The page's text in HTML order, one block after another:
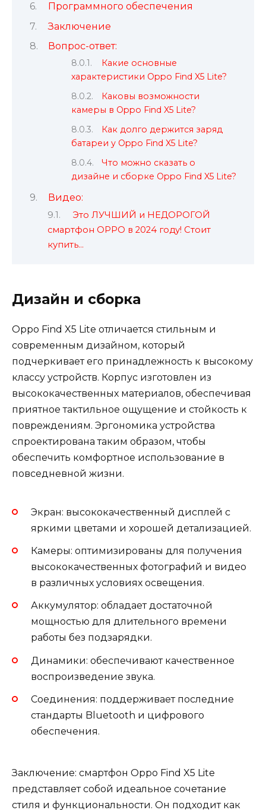
Программного обеспечения
Заключение
Вопрос-ответ:
Какие основные
характеристики Oppo Find X5 Lite?
Каковы возможности
камеры в Oppo Find X5 Lite?
Как долго держится заряд
батареи у Oppo Find X5 Lite?
Что можно сказать о
дизайне и сборке Oppo Find X5 Lite?
Видео:
Это ЛУЧШИЙ и НЕДОРОГОЙ
смартфон OPPO в 2024 году! Стоит
купить…
Дизайн и сборка
Оppo Find X5 Lite отличается стильным и
современным дизайном, который
подчеркивает его принадлежность к высокому
классу устройств. Корпус изготовлен из
высококачественных материалов, обеспечивая
приятное тактильное ощущение и стойкость к
повреждениям. Эргономика устройства
спроектирована таким образом, чтобы
обеспечить комфортное использование в
повседневной жизни.
Экран: высококачественный дисплей с
яркими цветами и хорошей детализацией.
Камеры: оптимизированы для получения
высококачественных фотографий и видео
в различных условиях освещения.
Аккумулятор: обладает достаточной
мощностью для длительного времени
работы без подзарядки.
Динамики: обеспечивают качественное
воспроизведение звука.
Соединения: поддерживает последние
стандарты Bluetooth и цифрового
обеспечения.
Заключение: смартфон Oppo Find X5 Lite
представляет собой идеальное сочетание
стиля и функциональности. Он подходит как